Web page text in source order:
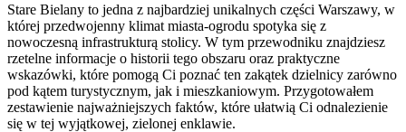
Stare Bielany to jedna z najbardziej unikalnych części Warszawy, w
której przedwojenny klimat miasta-ogrodu spotyka się z
nowoczesną infrastrukturą stolicy. W tym przewodniku znajdziesz
rzetelne informacje o historii tego obszaru oraz praktyczne
wskazówki, które pomogą Ci poznać ten zakątek dzielnicy zarówno
pod kątem turystycznym, jak i mieszkaniowym. Przygotowałem
zestawienie najważniejszych faktów, które ułatwią Ci odnalezienie
się w tej wyjątkowej, zielonej enklawie.